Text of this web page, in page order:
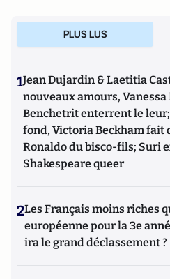
PLUS LUS
1Jean Dujardin & Laetitia
nouveaux amours,
Benchetrit enterrent le
fond, Victoria Beckham fait
Ronaldo du bisco-fils; Suri
Shakespeare queer
2Les Français moins riches
européenne pour la 3e
ira le grand déclassement ?